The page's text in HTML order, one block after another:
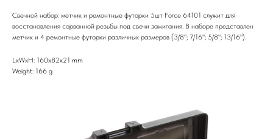
Свечной набор: метчик и ремонтные футорки 5шт Force 64101 служит для
восстановления сорванной резьбы под свечи зажигания. В наборе представлен
метчик и 4 ремонтные футорки различных размеров (3/8"; 7/16"; 5/8"; 13/16").
LxWxH: 160x82x21 mm
Weight: 166 g